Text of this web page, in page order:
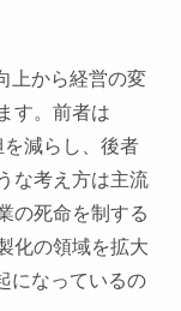
上から経営の変
す。前者は
減らし、後者
な考え方は主流
の死命を制する
化の領域を拡大
になっているの